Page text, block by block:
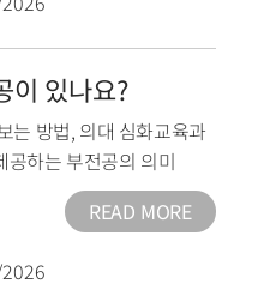
이 있나요?
는 방법, 의대 심화교육과
공하는 부전공의 의미
READ MORE